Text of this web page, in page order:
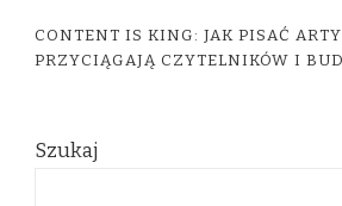
CONTENT IS KING: JAK PISAĆ
PRZYCIĄGAJĄ CZYTELNIKÓW I
Szukaj